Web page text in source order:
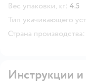
Вес упаковки, кг: 4.5
Тип укачивающего
Страна производства:
Инструкции